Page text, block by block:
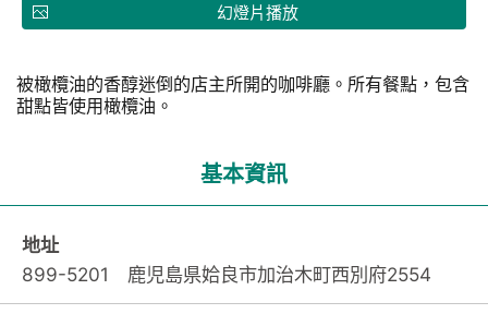
幻燈片播放
被橄欖油的香醇迷倒的店主所開的咖啡廳。所有餐點，包含
甜點皆使用橄欖油。
基本資訊
地址
899-5201 鹿児島県姶良市加治木町西別府2554